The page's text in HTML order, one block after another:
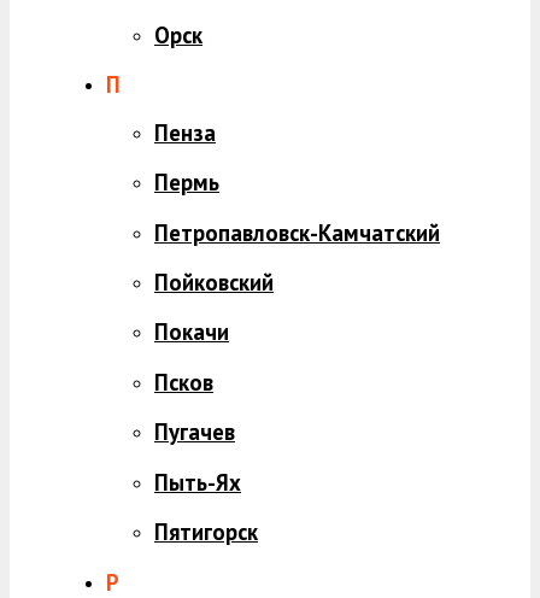
Орск
П
Пенза
Пермь
Петропавловск-Камчатский
Пойковский
Покачи
Псков
Пугачев
Пыть-Ях
Пятигорск
Р